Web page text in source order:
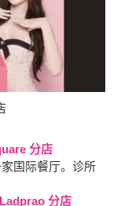
分店
国际餐厅。诊所
分店